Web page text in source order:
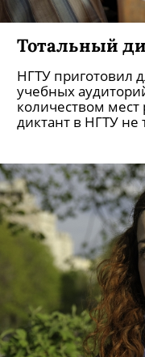
Тотальный
НГТУ приготовил
учебных
количеством
диктант в НГТУ не